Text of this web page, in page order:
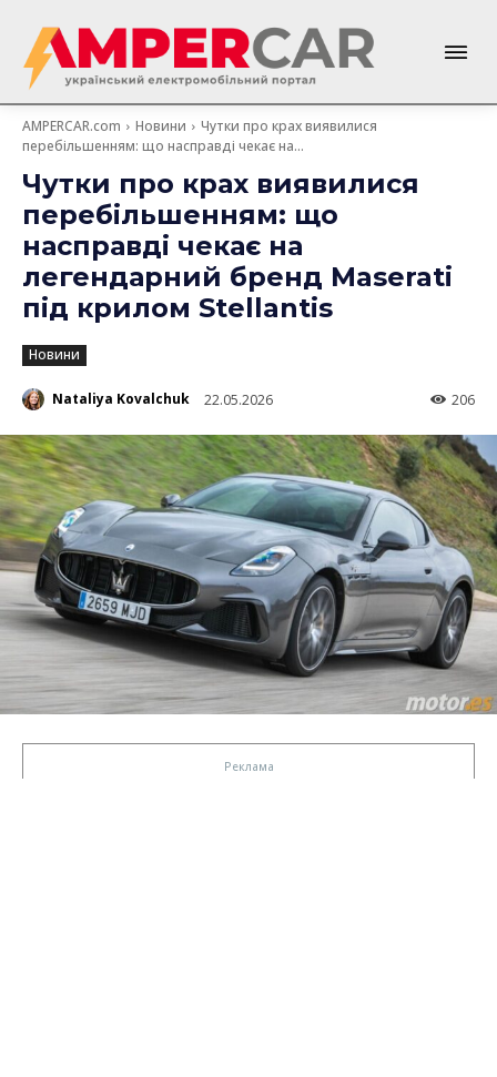
AMPERCAR.com Новини
Чутки про крах виявилися
перебільшенням: що насправді чекає на...
Чутки про крах виявилися
перебільшенням: що
насправді чекає на
легендарний бренд Maserati
під крилом Stellantis
Новини
Nataliya Kovalchuk 22.05.2026 206